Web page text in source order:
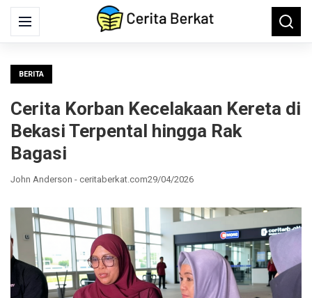
Menu
Search
for:
BERITA
Cerita Korban Kecelakaan Kereta di
Bekasi Terpental hingga Rak
Bagasi
John Anderson - ceritaberkat.com29/04/2026